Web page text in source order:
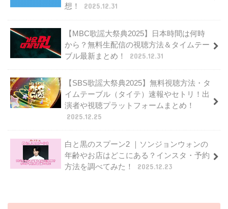
想！
2025.12.31
【MBC歌謡大祭典2025】日本時間は何時
から？無料生配信の視聴方法＆タイムテー
ブル最新まとめ！
2025.12.31
【SBS歌謡大祭典2025】無料視聴方法・タ
イムテーブル（タイテ）速報やセトリ！出
演者や視聴プラットフォームまとめ！
2025.12.25
白と黒のスプーン2 ｜ソンジョンウォンの
年齢やお店はどこにある？インスタ・予約
方法を調べてみた！
2025.12.23